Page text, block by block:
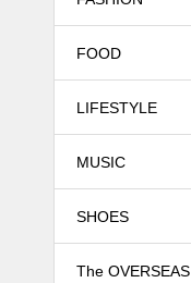
FOOD
LIFESTYLE
MUSIC
SHOES
The OVERSEAS